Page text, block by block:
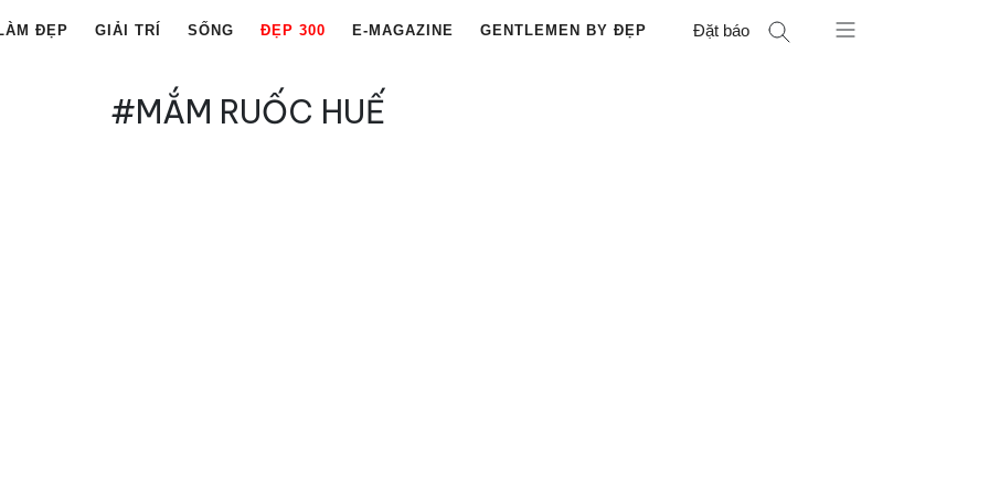
ĐẸP GIẢI TRÍ SỐNG ĐẸP 300 E-MAGAZINE GENTLEMEN BY ĐẸP Đặt báo
#MẮM RUỐC HUẾ